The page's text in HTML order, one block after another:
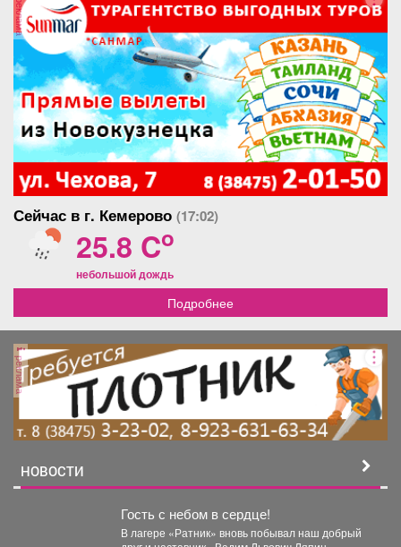
на квартиру в
Новокузнецке.
текущий ремонт, возможно
заселение. Квартира
тёплая, частично
меблирована, находится в
центре, рядом есть всё
необходимое: центральный
рынок, магазины, детские
сады, университет, школы и
т.д. Удобная парковка
автомашин во дворе. Торг.
реклама
Сейчас в г. Кемерово (17:02)
25.8 Co
небольшой дождь
Подробнее
реклама
НОВОСТИ
Гость с небом в сердце!
В лагере «Ратник» вновь побывал наш добрый